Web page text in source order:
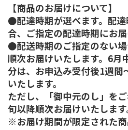
【商品のお届けについて】
●配達時期が選べます。配
合、ご指定の配達時期にお届
●配送時期のご指定のない
順次お届けいたします。6月
分は、お申込み受付後1週間
いたします。
ただし、「御中元のし」を
旬以降順次お届けいたします
※お届け期間が限定された